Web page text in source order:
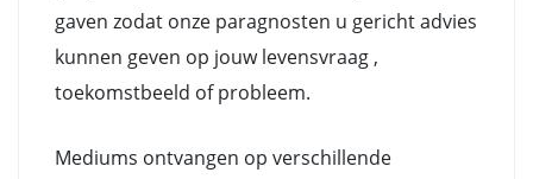
gaven zodat onze paragnosten u gericht advies
kunnen geven op jouw levensvraag ,
toekomstbeeld of probleem.
Mediums ontvangen op verschillende